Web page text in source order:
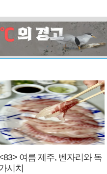
여름 제주, 벤자리와 독
시치